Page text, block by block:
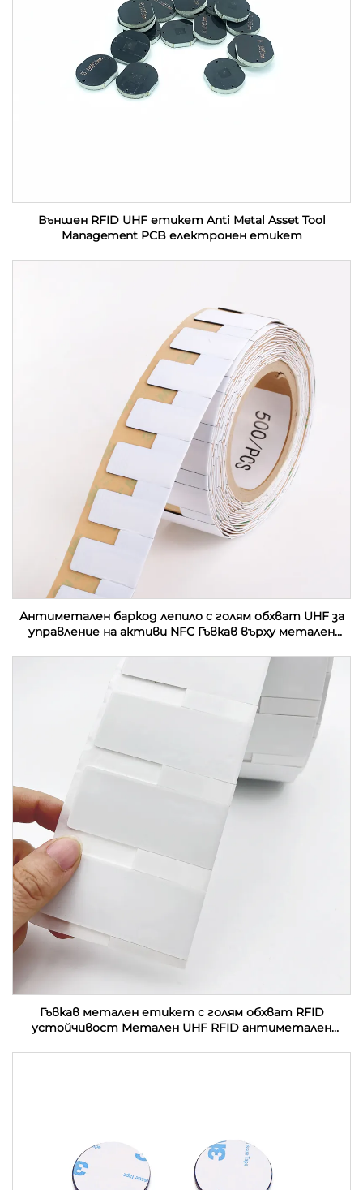
Външен RFID UHF етикет Anti Metal Asset Tool
Management PCB електронен етикет
Антиметален баркод лепило с голям обхват UHF за
управление на активи NFC Гъвкав върху метален
Гъвкав метален етикет с голям обхват RFID
устойчивост Метален UHF RFID антиметален